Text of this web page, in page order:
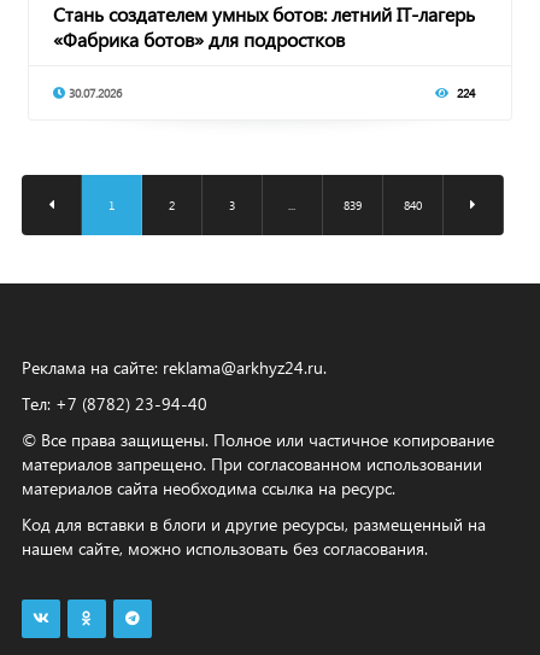
Стань создателем умных ботов: летний IT-лагерь
«Фабрика ботов» для подростков
30.07.2026 224
1 2 3 839 840
Реклама на сайте: reklama@arkhyz24.ru.
Тел: +7 (8782) 23‑94‑40
© Все права защищены. Полное или частичное копирование
материалов запрещено. При согласованном использовании
материалов сайта необходима ссылка на ресурс.
Код для вставки в блоги и другие ресурсы, размещенный на
нашем сайте, можно использовать без согласования.